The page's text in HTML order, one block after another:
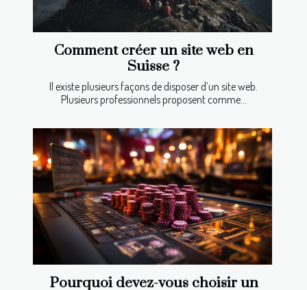
Comment créer un site web en
Suisse ?
Il existe plusieurs façons de disposer d’un site web.
Plusieurs professionnels proposent comme...
Pourquoi devez-vous choisir un